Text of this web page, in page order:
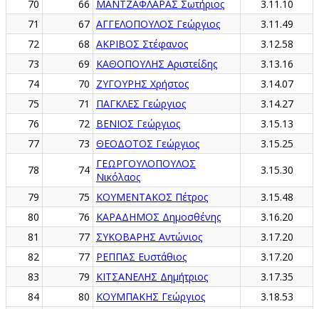
70
66 ΜΑΝΤΖΑΦΛΑΡΑΣ Σωτήριος
3.11.10
71
67 ΑΓΓΕΛΟΠΟΥΛΟΣ Γεώργιος
3.11.49
72
68 ΑΚΡΙΒΟΣ Στέφανος
3.12.58
73
69 ΚΑΘΟΠΟΥΛΗΣ Αριστείδης
3.13.16
74
70 ΖΥΓΟΥΡΗΣ Χρήστος
3.14.07
75
71 ΠΑΓΚΛΕΣ Γεώργιος
3.14.27
76
72 ΒΕΝΙΟΣ Γεώργιος
3.15.13
77
73 ΘΕΟΔΟΤΟΣ Γεώργιος
3.15.25
78
74 ΓΕΩΡΓΟΥΛΟΠΟΥΛΟΣ
Νικόλαος
3.15.30
79
75 ΚΟΥΜΕΝΤΑΚΟΣ Πέτρος
3.15.48
80
76 ΚΑΡΑΔΗΜΟΣ Δημοσθένης
3.16.20
81
77 ΣΥΚΟΒΑΡΗΣ Αντώνιος
3.17.20
82
77 ΡΕΠΠΑΣ Ευστάθιος
3.17.20
83
79 ΚΙΤΣΑΝΕΛΗΣ Δημήτριος
3.17.35
84
80 ΚΟΥΜΠΑΚΗΣ Γεώργιος
3.18.53